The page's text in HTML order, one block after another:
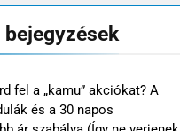
fel a „kamu” akciókat? A
és a 30 napos